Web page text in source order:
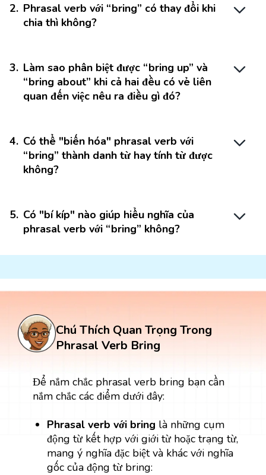
2. Phrasal verb với “bring” có thay đổi khi
chia thì không?
3. Làm sao phân biệt được “bring up” và
“bring about” khi cả hai đều có vẻ liên
quan đến việc nêu ra điều gì đó?
4. Có thể "biến hóa" phrasal verb với
“bring” thành danh từ hay tính từ được
không?
5. Có "bí kíp" nào giúp hiểu nghĩa của
phrasal verb với “bring” không?
Chú Thích Quan Trọng Trong
Phrasal Verb Bring
Để nắm chắc phrasal verb bring bạn cần
nắm chắc các điểm dưới đây:
Phrasal verb với bring là những cụm
động từ kết hợp với giới từ hoặc trạng từ,
mang ý nghĩa đặc biệt và khác với nghĩa
gốc của động từ bring: